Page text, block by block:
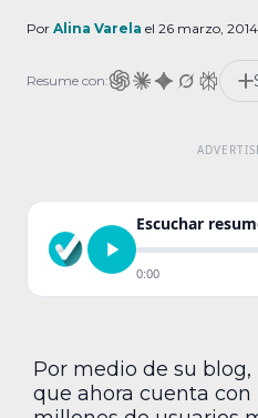
fue muy saludable en
millones de usuarios
acuerdo con la
Por Alina Varela el 26 marzo, 2014
Resume con:
Escuchar
0:00
Por medio de su blog,
que ahora cuenta con